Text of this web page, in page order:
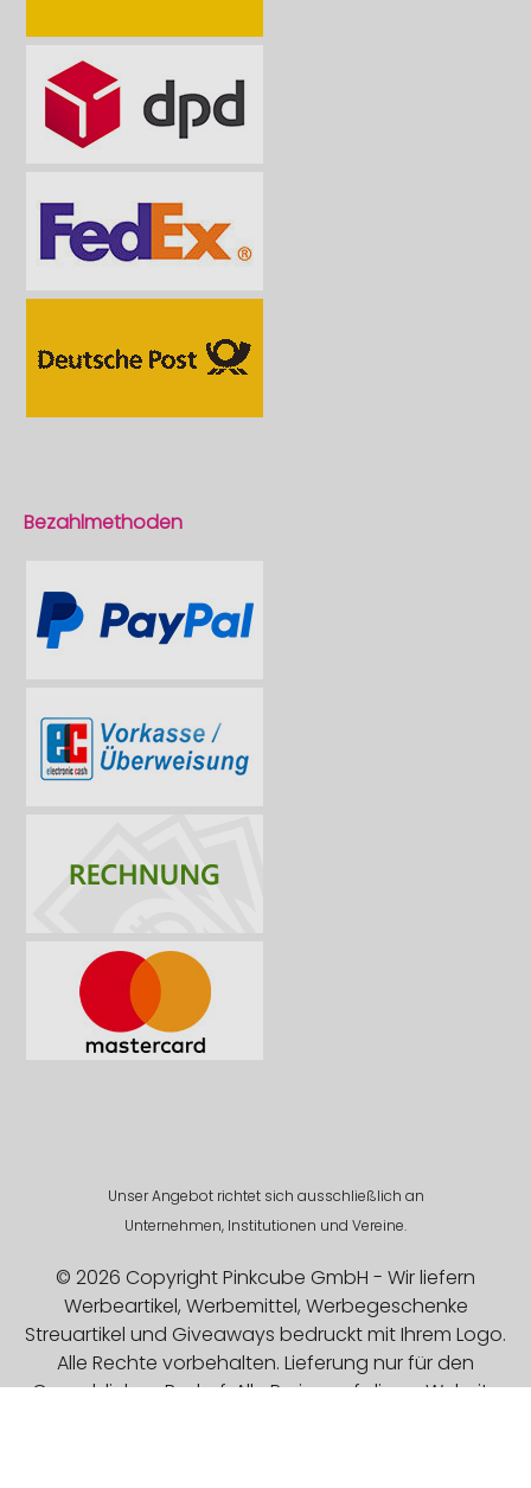
Bezahlmethoden
Unser Angebot richtet sich ausschließlich an
Unternehmen, Institutionen und Vereine.
© 2026 Copyright Pinkcube GmbH - Wir liefern
Werbeartikel, Werbemittel, Werbegeschenke
Streuartikel und Giveaways bedruckt mit Ihrem Logo.
Alle Rechte vorbehalten. Lieferung nur für den
Gewerblichen Bedarf. Alle Preise auf dieser Website